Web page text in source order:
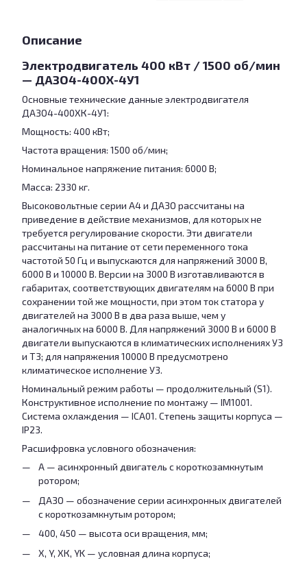
Описание
Электродвигатель 400 кВт / 1500 об/мин
— ДАЗО4-400Х-4У1
Основные технические данные электродвигателя
ДАЗО4-400XК-4У1:
Мощность: 400 кВт;
Частота вращения: 1500 об/мин;
Номинальное напряжение питания: 6000 В;
Масса: 2330 кг.
Высоковольтные серии А4 и ДАЗО рассчитаны на
приведение в действие механизмов, для которых не
требуется регулирование скорости. Эти двигатели
рассчитаны на питание от сети переменного тока
частотой 50 Гц и выпускаются для напряжений 3000 В,
6000 В и 10000 В. Версии на 3000 В изготавливаются в
габаритах, соответствующих двигателям на 6000 В при
сохранении той же мощности, при этом ток статора у
двигателей на 3000 В в два раза выше, чем у
аналогичных на 6000 В. Для напряжений 3000 В и 6000 В
двигатели выпускаются в климатических исполнениях У3
и Т3; для напряжения 10000 В предусмотрено
климатическое исполнение У3.
Номинальный режим работы — продолжительный (S1).
Конструктивное исполнение по монтажу — IM1001.
Система охлаждения — ICA01. Степень защиты корпуса —
IP23.
Расшифровка условного обозначения:
А — асинхронный двигатель с короткозамкнутым
ротором;
ДАЗО — обозначение серии асинхронных двигателей
с короткозамкнутым ротором;
400, 450 — высота оси вращения, мм;
Х, Y, ХК, YK — условная длина корпуса;